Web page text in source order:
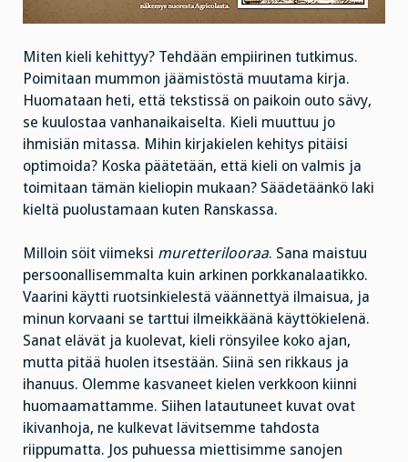
Miten kieli kehittyy? Tehdään empiirinen tutkimus.
Poimitaan mummon jäämistöstä muutama kirja.
Huomataan heti, että tekstissä on paikoin outo sävy,
se kuulostaa vanhanaikaiselta. Kieli muuttuu jo
ihmisiän mitassa. Mihin kirjakielen kehitys pitäisi
optimoida? Koska päätetään, että kieli on valmis ja
toimitaan tämän kieliopin mukaan? Säädetäänkö laki
kieltä puolustamaan kuten Ranskassa.
Milloin söit viimeksi muretterilooraa. Sana maistuu
persoonallisemmalta kuin arkinen porkkanalaatikko.
Vaarini käytti ruotsinkielestä väännettyä ilmaisua, ja
minun korvaani se tarttui ilmeikkäänä käyttökielenä.
Sanat elävät ja kuolevat, kieli rönsyilee koko ajan,
mutta pitää huolen itsestään. Siinä sen rikkaus ja
ihanuus. Olemme kasvaneet kielen verkkoon kiinni
huomaamattamme. Siihen latautuneet kuvat ovat
ikivanhoja, ne kulkevat lävitsemme tahdosta
riippumatta. Jos puhuessa miettisimme sanojen